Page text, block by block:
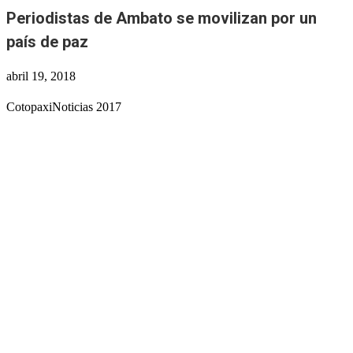
Periodistas de Ambato se movilizan por un
país de paz
abril 19, 2018
CotopaxiNoticias 2017